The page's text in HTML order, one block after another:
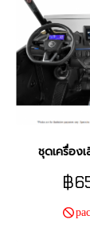
ชุดเครื่อง
฿